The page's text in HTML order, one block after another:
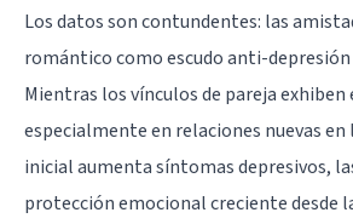
Los datos son contundentes: las
romántico como escudo anti-
Mientras los vínculos de pareja
especialmente en relaciones nuevas en
inicial aumenta síntomas depresivos,
protección emocional creciente desde